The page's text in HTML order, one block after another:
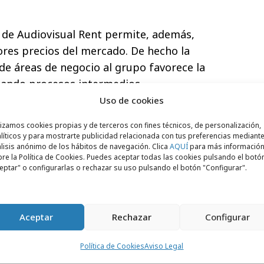
Uso de cookies
cookies propias y de terceros con fines técnicos, de personalización,
y para mostrarte publicidad relacionada con tus preferencias
anónimo de los hábitos de navegación. Clica AQUÍpara más información
la Política de Cookies. Puedes aceptar todas las cookies pulsando el
o configurarlas o rechazar su uso pulsando el botón "Configurar".
Aceptar Rechazar Configurar
Política de CookiesAviso Legal
Audiovisual Rent permite, además,
precios del mercado. De hecho la
áreas de negocio al grupo favorece la
procesos intermedios.